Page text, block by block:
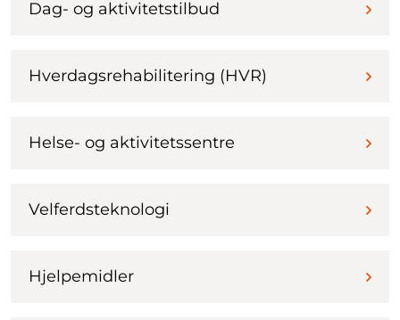
Dag- og aktivitetstilbud
Hverdagsrehabilitering (HVR)
Helse- og aktivitetssentre
Velferdsteknologi
Hjelpemidler